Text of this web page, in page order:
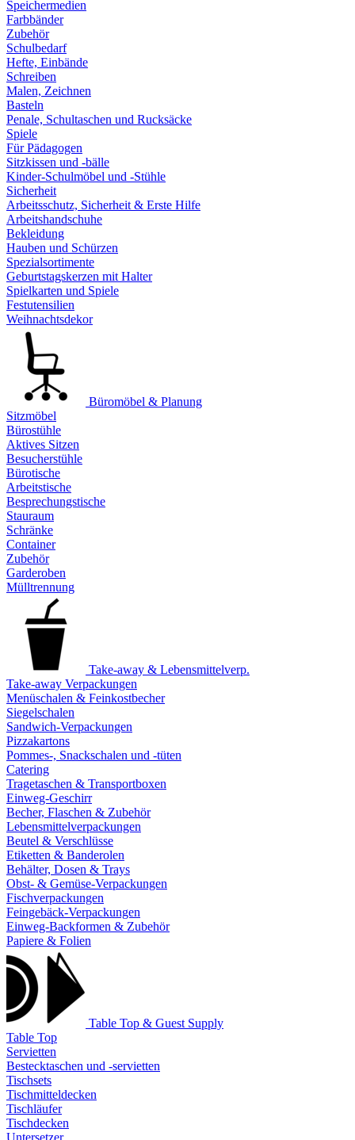
Speichermedien
Farbbänder
Zubehör
Schulbedarf
Hefte, Einbände
Schreiben
Malen, Zeichnen
Basteln
Penale, Schultaschen und Rucksäcke
Spiele
Für Pädagogen
Sitzkissen und -bälle
Kinder-Schulmöbel und -Stühle
Sicherheit
Arbeitsschutz, Sicherheit & Erste Hilfe
Arbeitshandschuhe
Bekleidung
Hauben und Schürzen
Spezialsortimente
Geburtstagskerzen mit Halter
Spielkarten und Spiele
Festutensilien
Weihnachtsdekor
Büromöbel & Planung
Sitzmöbel
Bürostühle
Aktives Sitzen
Besucherstühle
Bürotische
Arbeitstische
Besprechungstische
Stauraum
Schränke
Container
Zubehör
Garderoben
Mülltrennung
Take-away & Lebensmittelverp.
Take-away Verpackungen
Menüschalen & Feinkostbecher
Siegelschalen
Sandwich-Verpackungen
Pizzakartons
Pommes-, Snackschalen und -tüten
Catering
Tragetaschen & Transportboxen
Einweg-Geschirr
Becher, Flaschen & Zubehör
Lebensmittelverpackungen
Beutel & Verschlüsse
Etiketten & Banderolen
Behälter, Dosen & Trays
Obst- & Gemüse-Verpackungen
Fischverpackungen
Feingebäck-Verpackungen
Einweg-Backformen & Zubehör
Papiere & Folien
Table Top & Guest Supply
Table Top
Servietten
Bestecktaschen und -servietten
Tischsets
Tischmitteldecken
Tischläufer
Tischdecken